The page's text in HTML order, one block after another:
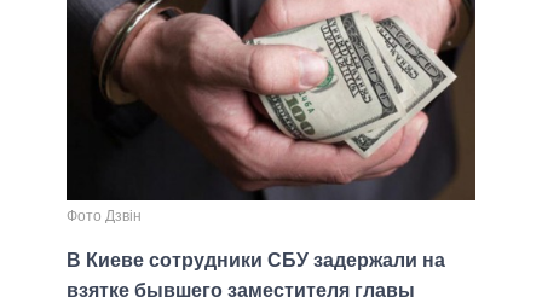
Фото Дзвін
В Киеве сотрудники СБУ задержали на
взятке бывшего заместителя главы